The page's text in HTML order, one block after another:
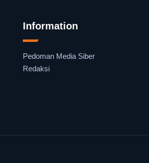
Information
Pedoman Media Siber
Redaksi